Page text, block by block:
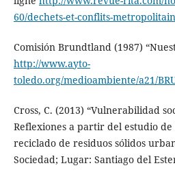
60/dechets-et-conflits-
Comisión Brundtland (1987)
http://www.ayto-
toledo.org/medioambiente/a21/
Cross, C. (2013) “Vulnerabilidad
Reflexiones a partir del estudio
reciclado de residuos sólidos
Sociedad; Lugar: Santiago del